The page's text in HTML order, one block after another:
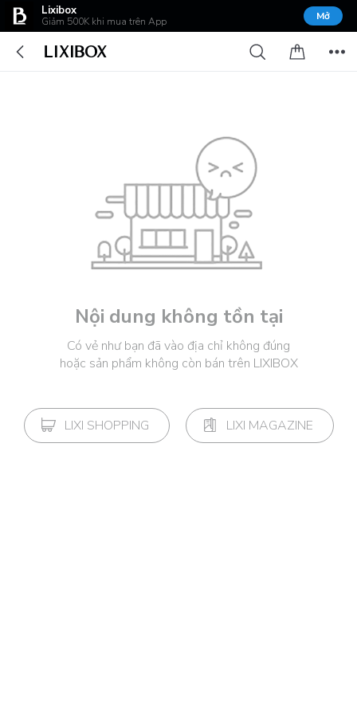
Lixibox
Giảm 500K khi mua trên App Mở
Nội dung không tồn tại
Có vẻ như bạn đã vào địa chỉ không đúng
hoặc sản phẩm không còn bán trên LIXIBOX
LIXI SHOPPING LIXI MAGAZINE